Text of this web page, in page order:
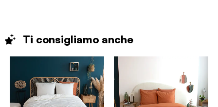
Ti consigliamo anche